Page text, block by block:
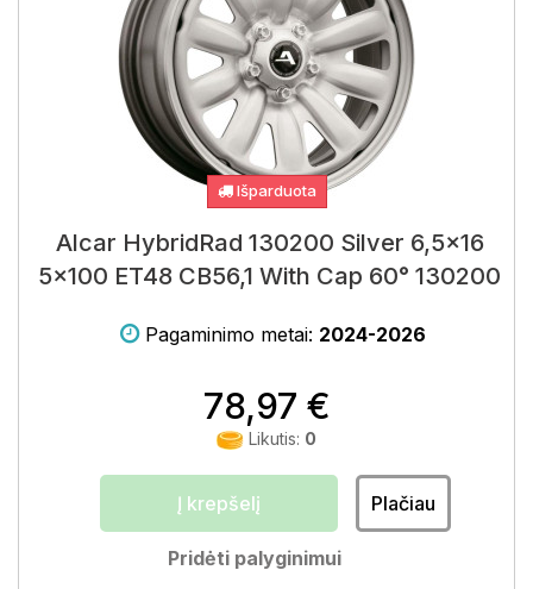
Išparduota
Alcar HybridRad 130200 Silver 6,5x16
5x100 ET48 CB56,1 With Cap 60° 130200
Pagaminimo metai: 2024-2026
78,97 €
Likutis: 0
Į krepšelį Plačiau
Pridėti palyginimui